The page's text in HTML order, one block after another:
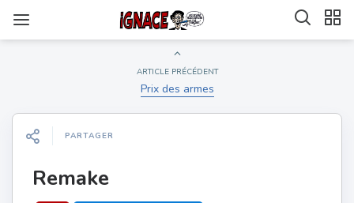
ARTICLE PRÉCÉDENT
Prix des armes
PARTAGER
Remake